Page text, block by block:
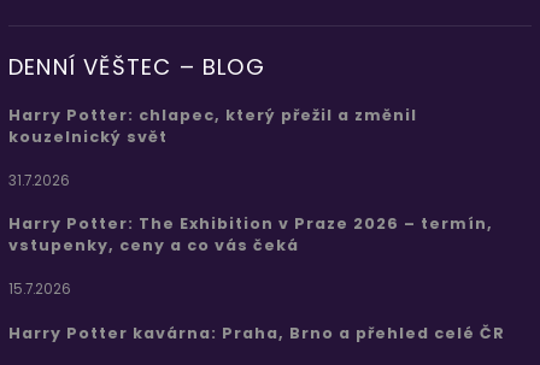
DENNÍ VĚŠTEC – BLOG
Harry Potter: chlapec, který přežil a změnil
kouzelnický svět
31.7.2026
Harry Potter: The Exhibition v Praze 2026 – termín,
vstupenky, ceny a co vás čeká
15.7.2026
Harry Potter kavárna: Praha, Brno a přehled celé ČR